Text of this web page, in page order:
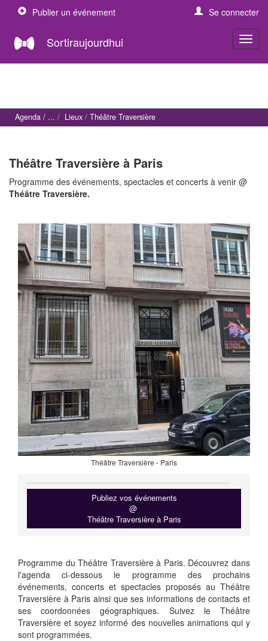
Publier un événement Se connecter
Sortiraujourdhui
Agenda Lieux Théâtre Traversière
Théâtre Traversière à Paris
Programme des événements, spectacles et concerts à venir @
Théâtre Traversière.
Théâtre Traversière - Paris
Publiez vos événements
@
Théâtre Traversière à Paris
Programme du Théâtre Traversière à Paris. Découvrez dans
l'agenda ci-dessous le programme des prochains
événements, concerts et spectacles proposés au Théâtre
Traversière à Paris ainsi que ses informations de contacts et
ses coordonnées géographiques. Suivez le Théâtre
Traversière et soyez informé des nouvelles animations qui y
sont programmées.